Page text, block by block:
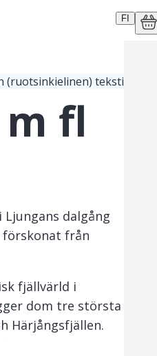
FI
(ruotsinkielinen) teksti
fl
dalgång
förskonat från
fjällvärld i
dom tre största
Härjångsfjällen.